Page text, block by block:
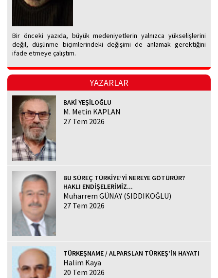
Bir önceki yazıda, büyük medeniyetlerin yalnızca yükselişlerini
değil, düşünme biçimlerindeki değişimi de anlamak gerektiğini
ifade etmeye çalıştım.
YAZARLAR
BAKİ YEŞİLOĞLU
M. Metin KAPLAN
27 Tem 2026
BU SÜREÇ TÜRKİYE’Yİ NEREYE GÖTÜRÜR?
HAKLI ENDİŞELERİMİZ...
Muharrem GÜNAY (SIDDIKOĞLU)
27 Tem 2026
TÜRKEŞNAME / ALPARSLAN TÜRKEŞ’İN HAYATI
Halim Kaya
20 Tem 2026